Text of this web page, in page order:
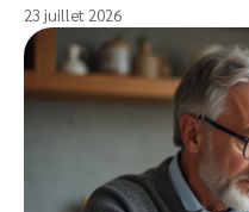
23 juillet 2026